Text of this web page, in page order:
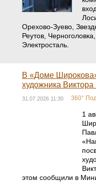
Орехово-Зуево,
Реутов,
Электросталь.
В «Доме
художника Виктора
31.07.2026 11:30 360°
1
этом сообщили в